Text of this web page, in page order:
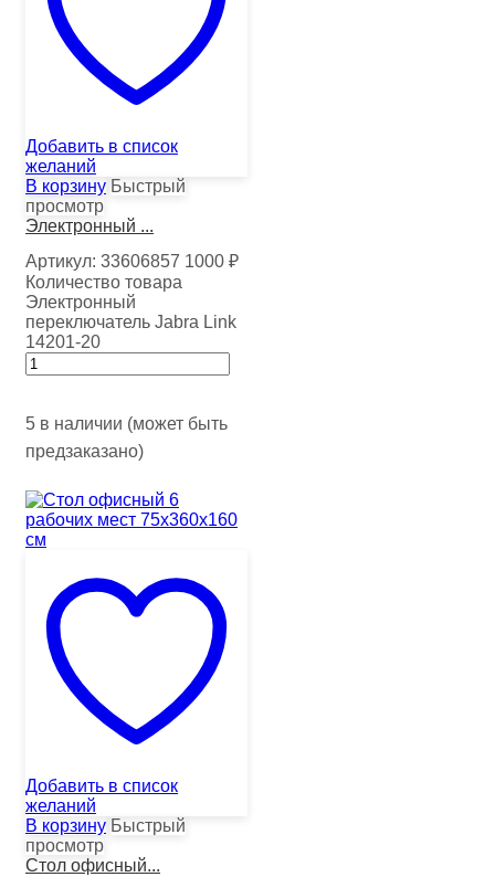
Добавить в список
желаний
В корзину Быстрый
просмотр
Электронный ...
Артикул: 33606857 1000 ₽
Количество товара
Электронный
переключатель Jabra Link
14201-20
5 в наличии (может быть
предзаказано)
Добавить в список
желаний
В корзину Быстрый
просмотр
Стол офисный...